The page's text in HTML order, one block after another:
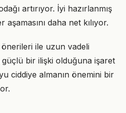
artırıyor. İyi hazırlanmış
daha net kılıyor.
ile uzun vadeli
güçlü bir ilişki olduğuna işaret
ciddiye almanın önemini bir